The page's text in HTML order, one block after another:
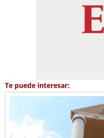
Te puede interesar: